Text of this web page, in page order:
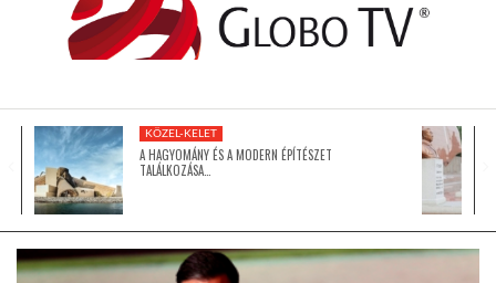
AFRIKA
ÁZSIA
KÖZEL-KELET
A HAGYOMÁNY ÉS A MODERN ÉPÍTÉSZET
TALÁLKOZÁSA…